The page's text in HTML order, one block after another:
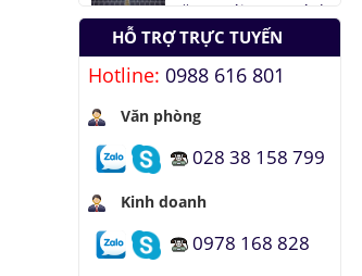
Đảo ngược quá trình
quang hợp để tạo
nhiên liệu
Hầm đỗ xe tự động
dưới lòng đất của
Nhật
Áo chống đạn xuyên
loại
Những thăng trầm
của trí tuệ nhân tạo
HỖ TRỢ TRỰC TUYẾN
Hotline: 0988 616 801
Văn phòng
028 38 158 799
Kinh doanh
0978 168 828